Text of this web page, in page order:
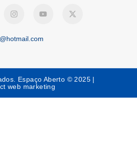
Espaço Aberto © 2025 |
web marketing